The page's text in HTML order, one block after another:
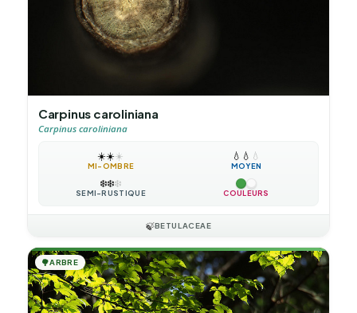
Carpinus caroliniana
Carpinus caroliniana
☀️☀️☀️
MI-OMBRE
💧 💧 💧
MOYEN
❄️❄️❄️
SEMI-RUSTIQUE COULEURS
🍃BETULACEAE
🌳ARBRE